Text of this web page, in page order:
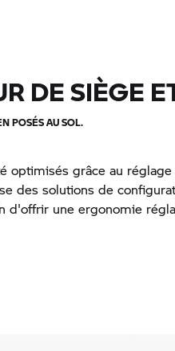
DE SIÈGE
POSÉS AU SOL.
optimisés grâce au
des solutions de
d'offrir une ergonomie